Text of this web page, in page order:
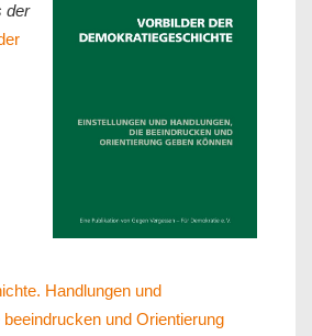
der
Handlungen und
und Orientierung